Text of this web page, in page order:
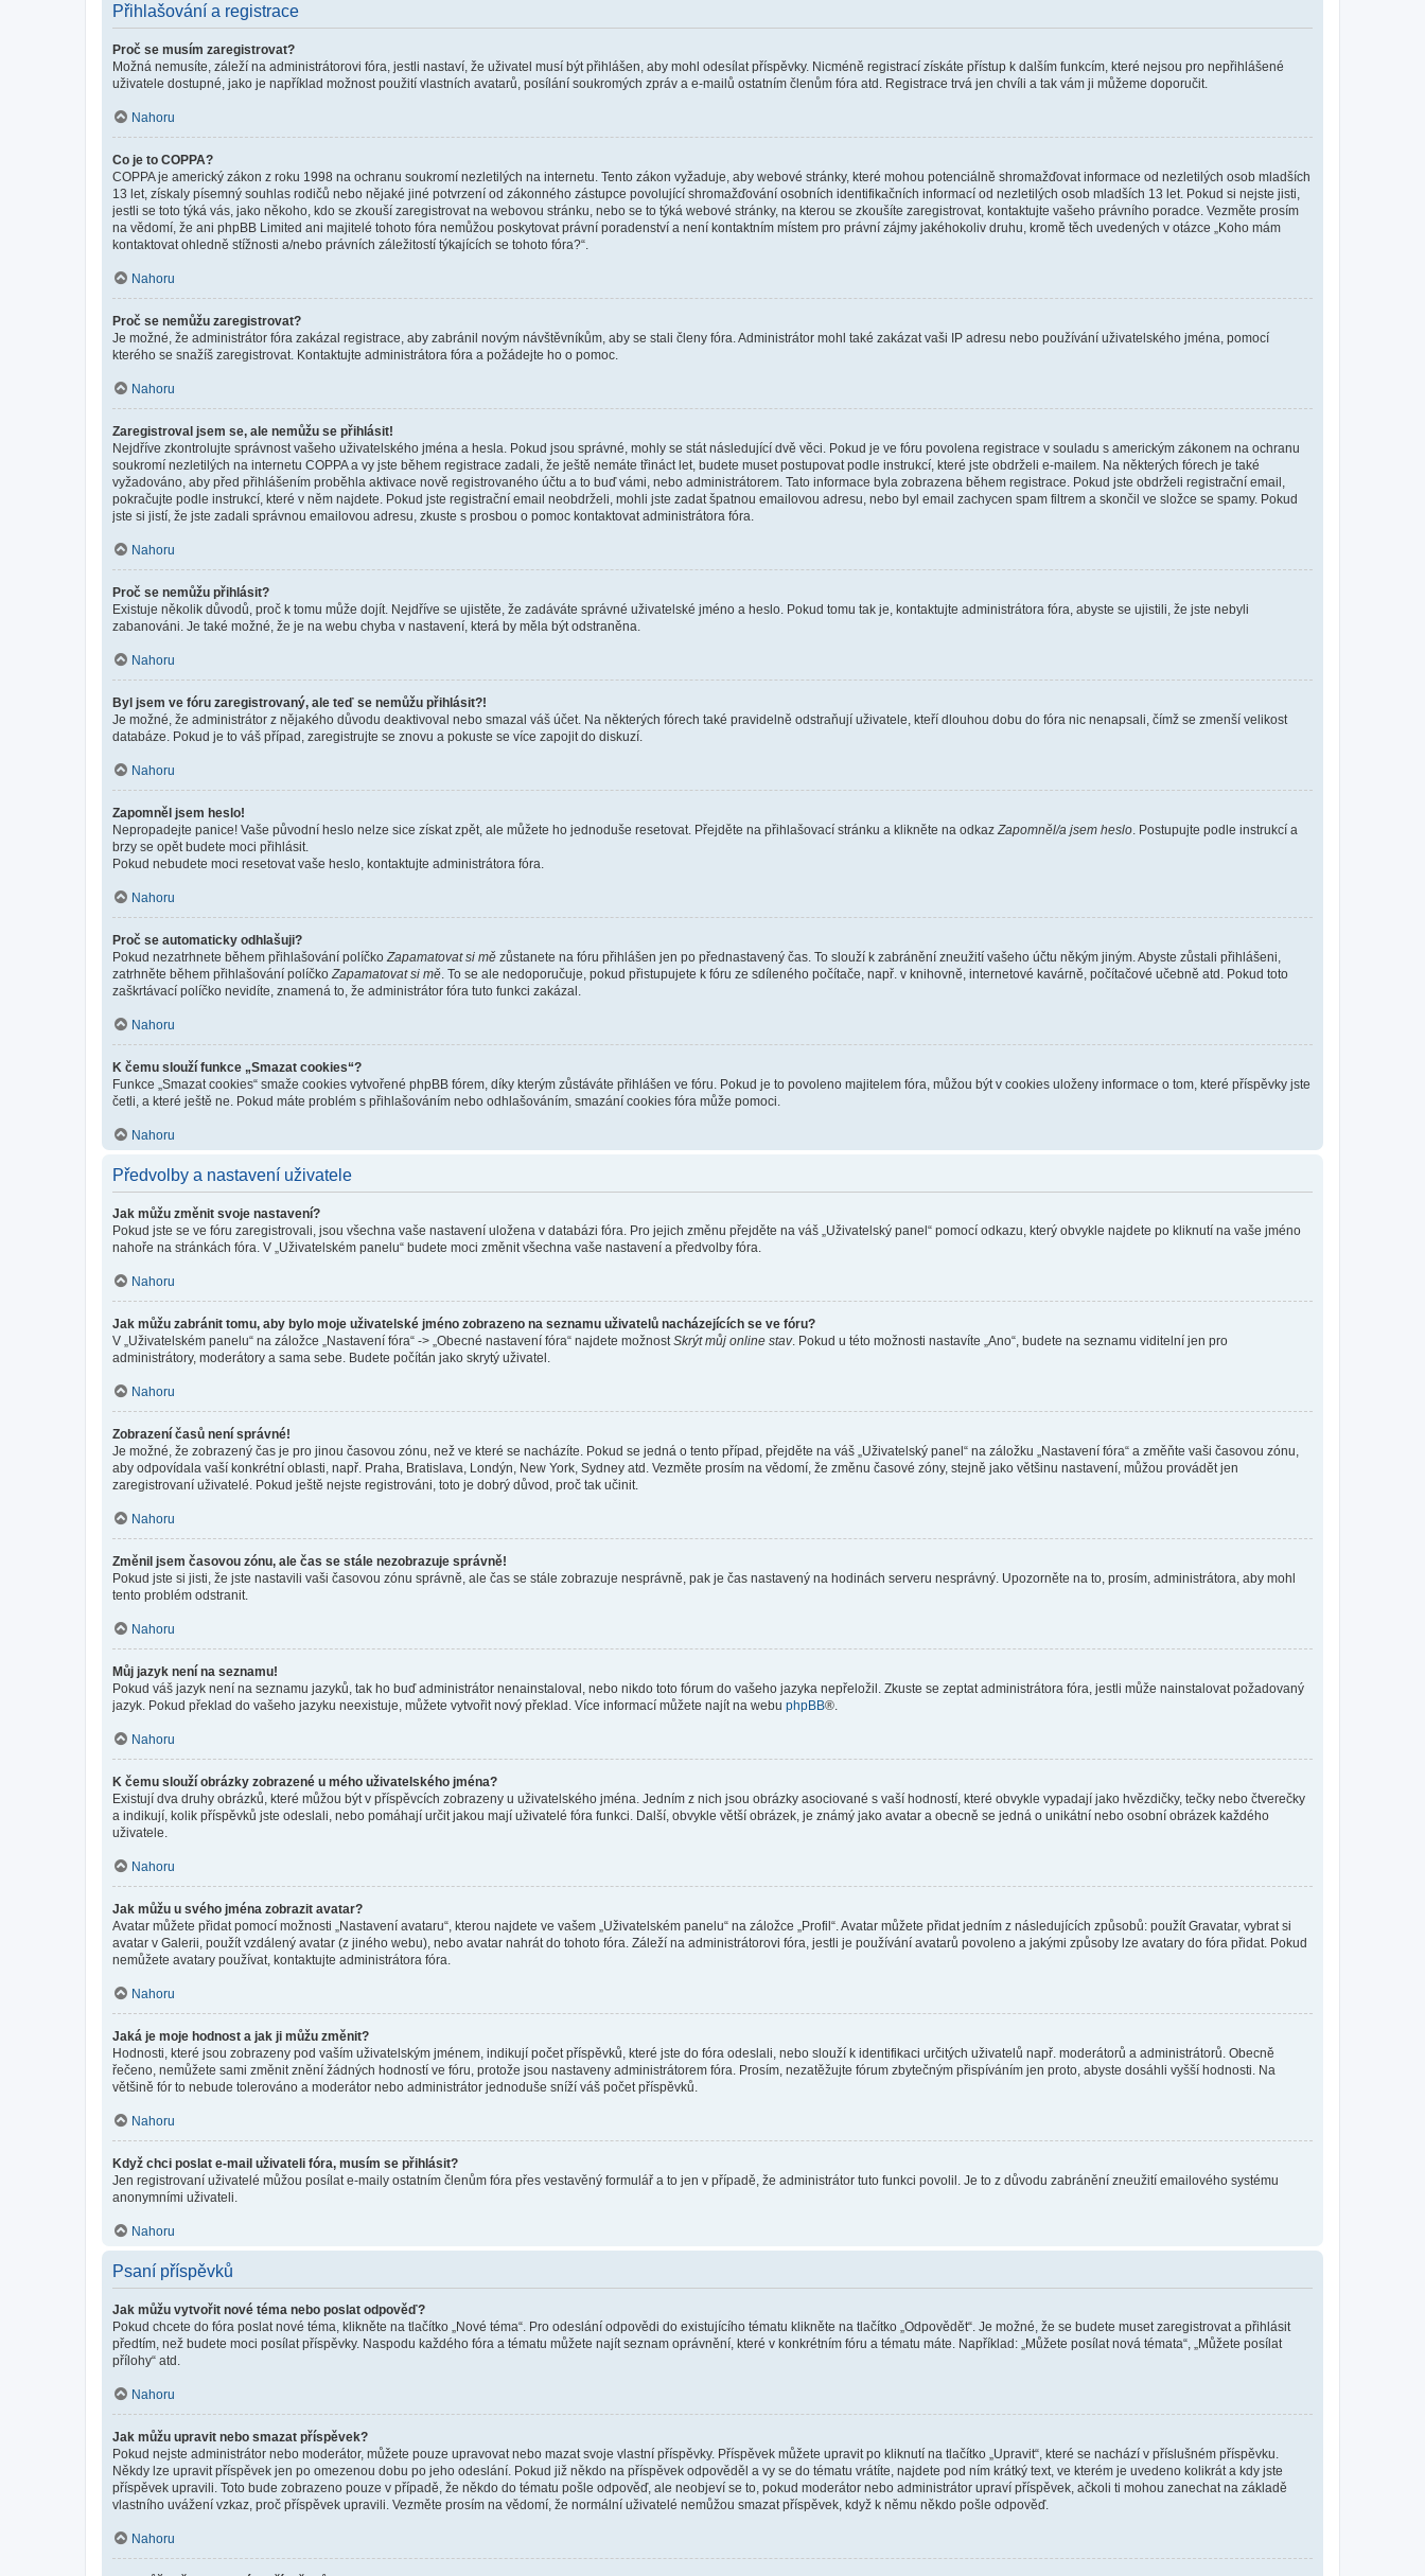
Přihlašování a registrace
Proč se musím zaregistrovat?
Možná nemusíte, záleží na administrátorovi fóra, jestli nastaví, že uživatel musí být přihlášen, aby mohl odesílat příspěvky. Nicméně registrací získáte přístup k dalším funkcím, které nejsou pro nepřihlášené
uživatele dostupné, jako je například možnost použití vlastních avatarů, posílání soukromých zpráv a e-mailů ostatním členům fóra atd. Registrace trvá jen chvíli a tak vám ji můžeme doporučit.
Nahoru
Co je to COPPA?
COPPA je americký zákon z roku 1998 na ochranu soukromí nezletilých na internetu. Tento zákon vyžaduje, aby webové stránky, které mohou potenciálně shromažďovat informace od nezletilých osob mladších
13 let, získaly písemný souhlas rodičů nebo nějaké jiné potvrzení od zákonného zástupce povolující shromažďování osobních identifikačních informací od nezletilých osob mladších 13 let. Pokud si nejste jisti,
jestli se toto týká vás, jako někoho, kdo se zkouší zaregistrovat na webovou stránku, nebo se to týká webové stránky, na kterou se zkoušíte zaregistrovat, kontaktujte vašeho právního poradce. Vezměte prosím
na vědomí, že ani phpBB Limited ani majitelé tohoto fóra nemůžou poskytovat právní poradenství a není kontaktním místem pro právní zájmy jakéhokoliv druhu, kromě těch uvedených v otázce „Koho mám
kontaktovat ohledně stížnosti a/nebo právních záležitostí týkajících se tohoto fóra?“.
Nahoru
Proč se nemůžu zaregistrovat?
Je možné, že administrátor fóra zakázal registrace, aby zabránil novým návštěvníkům, aby se stali členy fóra. Administrátor mohl také zakázat vaši IP adresu nebo používání uživatelského jména, pomocí
kterého se snažíš zaregistrovat. Kontaktujte administrátora fóra a požádejte ho o pomoc.
Nahoru
Zaregistroval jsem se, ale nemůžu se přihlásit!
Nejdříve zkontrolujte správnost vašeho uživatelského jména a hesla. Pokud jsou správné, mohly se stát následující dvě věci. Pokud je ve fóru povolena registrace v souladu s americkým zákonem na ochranu
soukromí nezletilých na internetu COPPA a vy jste během registrace zadali, že ještě nemáte třináct let, budete muset postupovat podle instrukcí, které jste obdrželi e-mailem. Na některých fórech je také
vyžadováno, aby před přihlášením proběhla aktivace nově registrovaného účtu a to buď vámi, nebo administrátorem. Tato informace byla zobrazena během registrace. Pokud jste obdrželi registrační email,
pokračujte podle instrukcí, které v něm najdete. Pokud jste registrační email neobdrželi, mohli jste zadat špatnou emailovou adresu, nebo byl email zachycen spam filtrem a skončil ve složce se spamy. Pokud
jste si jistí, že jste zadali správnou emailovou adresu, zkuste s prosbou o pomoc kontaktovat administrátora fóra.
Nahoru
Proč se nemůžu přihlásit?
Existuje několik důvodů, proč k tomu může dojít. Nejdříve se ujistěte, že zadáváte správné uživatelské jméno a heslo. Pokud tomu tak je, kontaktujte administrátora fóra, abyste se ujistili, že jste nebyli
zabanováni. Je také možné, že je na webu chyba v nastavení, která by měla být odstraněna.
Nahoru
Byl jsem ve fóru zaregistrovaný, ale teď se nemůžu přihlásit?!
Je možné, že administrátor z nějakého důvodu deaktivoval nebo smazal váš účet. Na některých fórech také pravidelně odstraňují uživatele, kteří dlouhou dobu do fóra nic nenapsali, čímž se zmenší velikost
databáze. Pokud je to váš případ, zaregistrujte se znovu a pokuste se více zapojit do diskuzí.
Nahoru
Zapomněl jsem heslo!
Nepropadejte panice! Vaše původní heslo nelze sice získat zpět, ale můžete ho jednoduše resetovat. Přejděte na přihlašovací stránku a klikněte na odkaz Zapomněl/a jsem heslo . Postupujte podle instrukcí a
brzy se opět budete moci přihlásit.
Pokud nebudete moci resetovat vaše heslo, kontaktujte administrátora fóra.
Nahoru
Proč se automaticky odhlašuji?
Pokud nezatrhnete během přihlašování políčko Zapamatovat si mě zůstanete na fóru přihlášen jen po přednastavený čas. To slouží k zabránění zneužití vašeho účtu někým jiným. Abyste zůstali přihlášeni,
zatrhněte během přihlašování políčko Zapamatovat si mě . To se ale nedoporučuje, pokud přistupujete k fóru ze sdíleného počítače, např. v knihovně, internetové kavárně, počítačové učebně atd. Pokud toto
zaškrtávací políčko nevidíte, znamená to, že administrátor fóra tuto funkci zakázal.
Nahoru
K čemu slouží funkce „Smazat cookies“?
Funkce „Smazat cookies“ smaže cookies vytvořené phpBB fórem, díky kterým zůstáváte přihlášen ve fóru. Pokud je to povoleno majitelem fóra, můžou být v cookies uloženy informace o tom, které příspěvky jste
četli, a které ještě ne. Pokud máte problém s přihlašováním nebo odhlašováním, smazání cookies fóra může pomoci.
Nahoru
Předvolby a nastavení uživatele
Jak můžu změnit svoje nastavení?
Pokud jste se ve fóru zaregistrovali, jsou všechna vaše nastavení uložena v databázi fóra. Pro jejich změnu přejděte na váš „Uživatelský panel“ pomocí odkazu, který obvykle najdete po kliknutí na vaše jméno
nahoře na stránkách fóra. V „Uživatelském panelu“ budete moci změnit všechna vaše nastavení a předvolby fóra.
Nahoru
Jak můžu zabránit tomu, aby bylo moje uživatelské jméno zobrazeno na seznamu uživatelů nacházejících se ve fóru?
V „Uživatelském panelu“ na záložce „Nastavení fóra“ -> „Obecné nastavení fóra“ najdete možnost Skrýt můj online stav. Pokud u této možnosti nastavíte „Ano“, budete na seznamu viditelní jen pro
administrátory, moderátory a sama sebe. Budete počítán jako skrytý uživatel.
Nahoru
Zobrazení časů není správné!
Je možné, že zobrazený čas je pro jinou časovou zónu, než ve které se nacházíte. Pokud se jedná o tento případ, přejděte na váš „Uživatelský panel“ na záložku „Nastavení fóra“ a změňte vaši časovou zónu,
aby odpovídala vaší konkrétní oblasti, např. Praha, Bratislava, Londýn, New York, Sydney atd. Vezměte prosím na vědomí, že změnu časové zóny, stejně jako většinu nastavení, můžou provádět jen
zaregistrovaní uživatelé. Pokud ještě nejste registrováni, toto je dobrý důvod, proč tak učinit.
Nahoru
Změnil jsem časovou zónu, ale čas se stále nezobrazuje správně!
Pokud jste si jisti, že jste nastavili vaši časovou zónu správně, ale čas se stále zobrazuje nesprávně, pak je čas nastavený na hodinách serveru nesprávný. Upozorněte na to, prosím, administrátora, aby mohl
tento problém odstranit.
Nahoru
Můj jazyk není na seznamu!
Pokud váš jazyk není na seznamu jazyků, tak ho buď administrátor nenainstaloval, nebo nikdo toto fórum do vašeho jazyka nepřeložil. Zkuste se zeptat administrátora fóra, jestli může nainstalovat požadovaný
jazyk. Pokud překlad do vašeho jazyku neexistuje, můžete vytvořit nový překlad. Více informací můžete najít na webu phpBB®.
Nahoru
K čemu slouží obrázky zobrazené u mého uživatelského jména?
Existují dva druhy obrázků, které můžou být v příspěvcích zobrazeny u uživatelského jména. Jedním z nich jsou obrázky asociované s vaší hodností, které obvykle vypadají jako hvězdičky, tečky nebo čtverečky
a indikují, kolik příspěvků jste odeslali, nebo pomáhají určit jakou mají uživatelé fóra funkci. Další, obvykle větší obrázek, je známý jako avatar a obecně se jedná o unikátní nebo osobní obrázek každého
uživatele.
Nahoru
Jak můžu u svého jména zobrazit avatar?
Avatar můžete přidat pomocí možnosti „Nastavení avataru“, kterou najdete ve vašem „Uživatelském panelu“ na záložce „Profil“. Avatar můžete přidat jedním z následujících způsobů: použít Gravatar, vybrat si
avatar v Galerii, použít vzdálený avatar (z jiného webu), nebo avatar nahrát do tohoto fóra. Záleží na administrátorovi fóra, jestli je používání avatarů povoleno a jakými způsoby lze avatary do fóra přidat. Pokud
nemůžete avatary používat, kontaktujte administrátora fóra.
Nahoru
Jaká je moje hodnost a jak ji můžu změnit?
Hodnosti, které jsou zobrazeny pod vaším uživatelským jménem, indikují počet příspěvků, které jste do fóra odeslali, nebo slouží k identifikaci určitých uživatelů např. moderátorů a administrátorů. Obecně
řečeno, nemůžete sami změnit znění žádných hodností ve fóru, protože jsou nastaveny administrátorem fóra. Prosím, nezatěžujte fórum zbytečným přispíváním jen proto, abyste dosáhli vyšší hodnosti. Na
většině fór to nebude tolerováno a moderátor nebo administrátor jednoduše sníží váš počet příspěvků.
Nahoru
Když chci poslat e-mail uživateli fóra, musím se přihlásit?
Jen registrovaní uživatelé můžou posílat e-maily ostatním členům fóra přes vestavěný formulář a to jen v případě, že administrátor tuto funkci povolil. Je to z důvodu zabránění zneužití emailového systému
anonymními uživateli.
Nahoru
Psaní příspěvků
Jak můžu vytvořit nové téma nebo poslat odpověď?
Pokud chcete do fóra poslat nové téma, klikněte na tlačítko „Nové téma“. Pro odeslání odpovědi do existujícího tématu klikněte na tlačítko „Odpovědět“. Je možné, že se budete muset zaregistrovat a přihlásit
předtím, než budete moci posílat příspěvky. Naspodu každého fóra a tématu můžete najít seznam oprávnění, které v konkrétním fóru a tématu máte. Například: „Můžete posílat nová témata“, „Můžete posílat
přílohy“ atd.
Nahoru
Jak můžu upravit nebo smazat příspěvek?
Pokud nejste administrátor nebo moderátor, můžete pouze upravovat nebo mazat svoje vlastní příspěvky. Příspěvek můžete upravit po kliknutí na tlačítko „Upravit“, které se nachází v příslušném příspěvku.
Někdy lze upravit příspěvek jen po omezenou dobu po jeho odeslání. Pokud již někdo na příspěvek odpověděl a vy se do tématu vrátíte, najdete pod ním krátký text, ve kterém je uvedeno kolikrát a kdy jste
příspěvek upravili. Toto bude zobrazeno pouze v případě, že někdo do tématu pošle odpověď, ale neobjeví se to, pokud moderátor nebo administrátor upraví příspěvek, ačkoli ti mohou zanechat na základě
vlastního uvážení vzkaz, proč příspěvek upravili. Vezměte prosím na vědomí, že normální uživatelé nemůžou smazat příspěvek, když k němu někdo pošle odpověď.
Nahoru